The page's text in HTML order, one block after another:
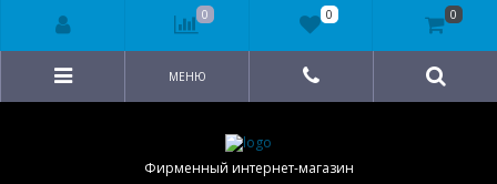
Фирменный интернет-магазин
МЕНЮ
0 0 0